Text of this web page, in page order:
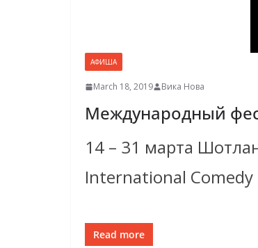
АФИША
March 18, 2019 Вика Нова
Международный
14 – 31 марта
International Comedy
Read more